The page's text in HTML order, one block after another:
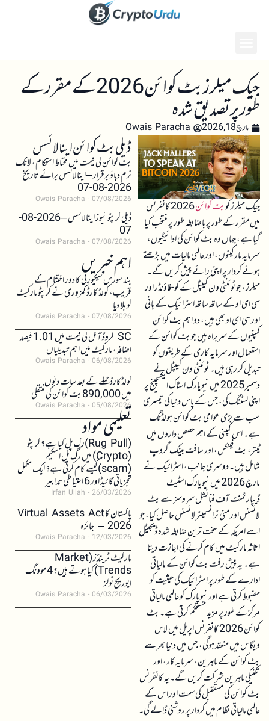
جیک میلرز بٹ کوائن 2026 کے مقرر کے
طور پر تصدیق شدہ
مارچ 18, 2026 Owais Paracha
جیک میلرز کوبٹ کوائن
2026 کانفرنس
میں مقرر کے طور پر باضابطہ طور پر منتخب کیا
گیا ہے، جہاں وہ بٹ کوائن کی ادائیگیوں،
سرمایہ مارکیٹوں، اور عالمی مالیات میں بڑھتے
ہوئے کردار پر اپنی رائے پیش کریں گے۔
میلرز، جو ٹوئنٹی ون کیپٹل کے کو-فاؤنڈر اور
سی ای او کے ساتھ ساتھ اسٹرائیک کے بانی
اور سی ای او بھی ہیں، دو اہم بٹ کوائن
کمپنیوں کے سربراہ ہیں جو بٹ کوائن کے
استعمال اور سرمایہ کاری کے طریقوں کو
تبدیل کر رہی ہیں۔ ٹوئنٹی ون کیپٹل نے
دسمبر 2025 میں نیو یارک اسٹاک ایکسچینج پر
اپنی لسٹنگ کی، جس کے پاس دنیا کی تیسری
سب سے بڑی عوامی بٹ کوائن ہولڈنگ
ہے۔ اس کمپنی کے اہم حصص داروں میں
ٹیتر، بٹ فینکس، اور سافٹ بینک گروپ
شامل ہیں۔ دوسری جانب، اسٹرائیک نے
مارچ 2026 میں نیو یارک اسٹیٹ
ڈیپارٹمنٹ آف فنانشل سروسز سے بٹ
لائسنس اور منی ٹرانسمیٹر لائسنس حاصل کیا، جو
اسے امریکہ کے سخت ترین ضابطہ شدہ ڈیجیٹل
اثاثہ مارکیٹ میں کام کرنے کی اجازت دیتا
ہے۔ یہ پیش رفت بٹ کوائن کے مالیاتی
ادارے کے طور پر اسٹرائیک کی حیثیت کو
مضبوط کرتی ہے اور نیو یارک کو عالمی مالیاتی
مرکز کے طور پر مزید مستحکم کرتی ہے۔ بٹ
کوائن 2026 کانفرنس اپریل میں لاس
ویگاس میں منعقد ہوگی، جس میں دنیا بھر سے
بٹ کوائن کے ماہرین، سرمایہ کار، اور
تکنیکی ماہرین شرکت کریں گے۔ یہ کانفرنس
بٹ کوائن کی مستقبل کی سمت اور اس کے
عالمی مالیاتی نظام میں کردار پر روشنی ڈالے گی۔
ڈیلی بٹ کوائن اینالائسس
بٹ کوائن کی قیمت میں محتاط استحکام، لانگ
ٹرم دباؤ برقرار – اینالائسس برائے تاریخ
2026-08-07
Owais Paracha 07/08/2026
ڈیلی کرپٹو نیوز اینالائسس – 2026-08-
07
Owais Paracha 07/08/2026
اہم خبریں
بند سورس سیکیورٹی کا دور اختتام کے
قریب، کولڈ کارڈ کمزوری نے کرپٹو مارکیٹ
کو ہلا دیا
Owais Paracha 07/08/2026
SC کروڈ آئل کی قیمت میں 1.01 فیصد
اضافہ، مارکیٹ میں اہم تبدیلیاں
Owais Paracha 06/08/2026
کولڈکارڈ حملے کے بعد سات دنوں
میں 890,000 بٹ کوائن کی منتقلی
Owais Paracha 05/08/2026
تعلیمی مواد(Rug Pull)رگ پل کیا ہے؟ کرپٹو
(Crypto) میں رگ پل اسکیم
(scam)کیسے کام کرتی ہے؟ ایک مکمل
تجزیاتی گائیڈ اور 6 احتیاطی تدابیر
Irfan Ullah 26/03/2026
پاکستان کا Virtual Assets Act
2026 – جائزہ
Owais Paracha 12/03/2026
مارکیٹ ٹرینڈز (Market
Trends) کیا ہوتے ہیں؟ 4 موونگ
ایوریج ٹولز
Owais Paracha 06/03/2026